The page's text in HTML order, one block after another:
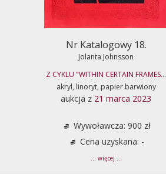
Nr Katalogowy 18.
Jolanta Johnsson
Z CYKLU "WITHIN CERTAIN FRAMES...
akryl, linoryt, papier barwiony
aukcja z 21 marca 2023
Wywoławcza: 900 zł
Cena uzyskana: -
... więcej ...